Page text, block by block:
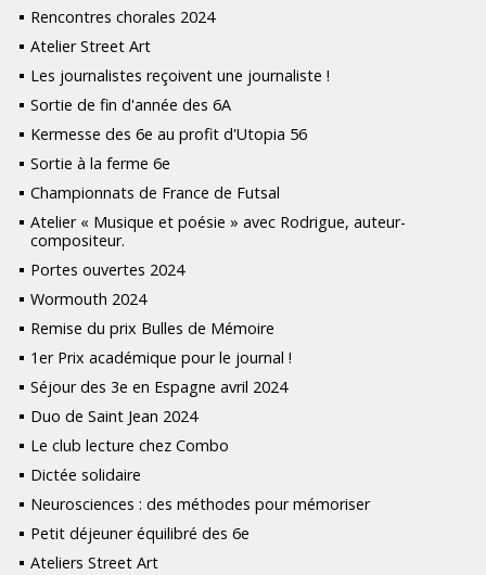
Rencontres chorales 2024
Atelier Street Art
Les journalistes reçoivent une journaliste !
Sortie de fin d'année des 6A
Kermesse des 6e au profit d'Utopia 56
Sortie à la ferme 6e
Championnats de France de Futsal
Atelier « Musique et poésie » avec Rodrigue, auteur-
compositeur.
Portes ouvertes 2024
Wormouth 2024
Remise du prix Bulles de Mémoire
1er Prix académique pour le journal !
Séjour des 3e en Espagne avril 2024
Duo de Saint Jean 2024
Le club lecture chez Combo
Dictée solidaire
Neurosciences : des méthodes pour mémoriser
Petit déjeuner équilibré des 6e
Ateliers Street Art